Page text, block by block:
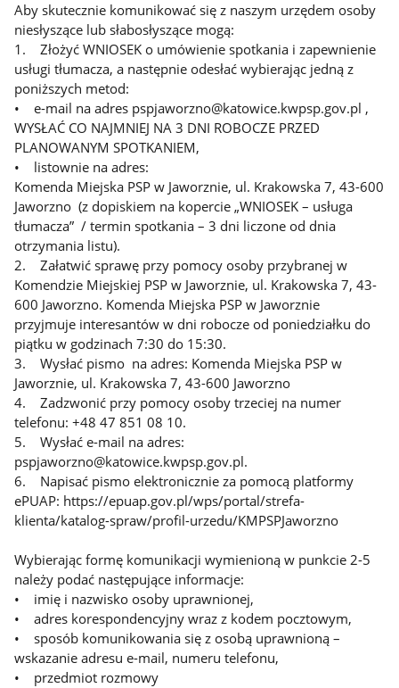
Aby skutecznie komunikować się z naszym urzędem osoby
niesłyszące lub słabosłyszące mogą:
1. Złożyć WNIOSEK o umówienie spotkania i zapewnienie
usługi tłumacza, a następnie odesłać wybierając jedną z
poniższych metod:
• e-mail na adres pspjaworzno@katowice.kwpsp.gov.pl ,
WYSŁAĆ CO NAJMNIEJ NA 3 DNI ROBOCZE PRZED
PLANOWANYM SPOTKANIEM,
• listownie na adres:
Komenda Miejska PSP w Jaworznie, ul. Krakowska 7, 43-600
Jaworzno (z dopiskiem na kopercie „WNIOSEK – usługa
tłumacza” / termin spotkania – 3 dni liczone od dnia
otrzymania listu).
2. Załatwić sprawę przy pomocy osoby przybranej w
Komendzie Miejskiej PSP w Jaworznie, ul. Krakowska 7, 43-
600 Jaworzno. Komenda Miejska PSP w Jaworznie
przyjmuje interesantów w dni robocze od poniedziałku do
piątku w godzinach 7:30 do 15:30.
3. Wysłać pismo na adres: Komenda Miejska PSP w
Jaworznie, ul. Krakowska 7, 43-600 Jaworzno
4. Zadzwonić przy pomocy osoby trzeciej na numer
telefonu: +48 47 851 08 10.
5. Wysłać e-mail na adres:
pspjaworzno@katowice.kwpsp.gov.pl.
6. Napisać pismo elektronicznie za pomocą platformy
ePUAP: https://epuap.gov.pl/wps/portal/strefa-
klienta/katalog-spraw/profil-urzedu/KMPSPJaworzno
Wybierając formę komunikacji wymienioną w punkcie 2-5
należy podać następujące informacje:
• imię i nazwisko osoby uprawnionej,
• adres korespondencyjny wraz z kodem pocztowym,
• sposób komunikowania się z osobą uprawnioną –
wskazanie adresu e-mail, numeru telefonu,
• przedmiot rozmowy